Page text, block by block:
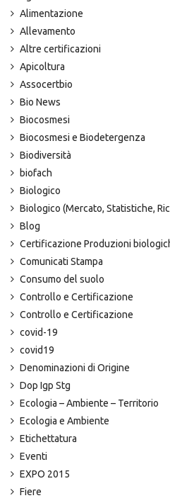
Alimentazione
Allevamento
Altre certificazioni
Apicoltura
Assocertbio
Bio News
Biocosmesi
Biocosmesi e Biodetergenza
Biodiversità
biofach
Biologico
Biologico (Mercato, Statistiche,
Blog
Certificazione Produzioni
Comunicati Stampa
Consumo del suolo
Controllo e Certificazione
Controllo e Certificazione
covid-19
covid19
Denominazioni di Origine
Dop Igp Stg
Ecologia – Ambiente – Territorio
Ecologia e Ambiente
Etichettatura
Eventi
EXPO 2015
Fiere